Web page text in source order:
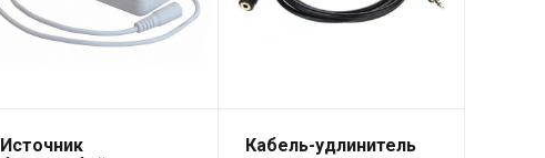
Источник
Кабель-удлинитель